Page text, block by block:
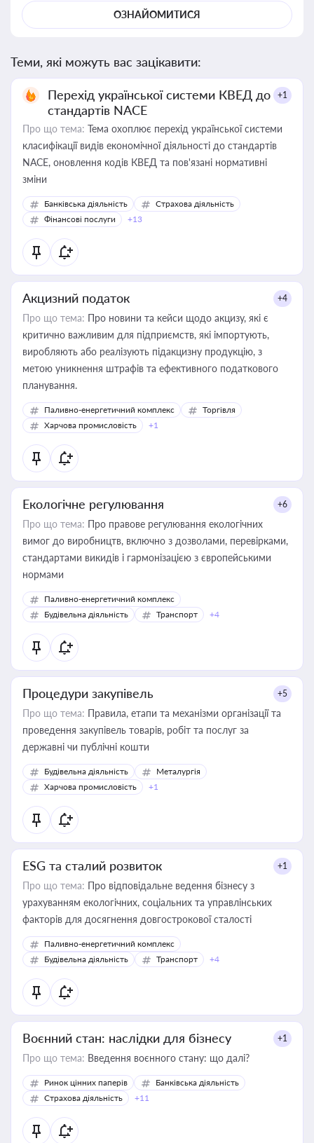
ОЗНАЙОМИТИСЯ
Теми, які можуть вас зацікавити:
Перехід української системи КВЕД до
стандартів NACE
+1
Про що тема: Тема охоплює перехід української системи
класифікації видів економічної діяльності до стандартів
NACE, оновлення кодів КВЕД та пов'язані нормативні
зміни
Банківська діяльність
Страхова діяльність
Фінансові послуги
+13
Акцизний податок +4
Про що тема: Про новини та кейси щодо акцизу, які є
критично важливим для підприємств, які імпортують,
виробляють або реалізують підакцизну продукцію, з
метою уникнення штрафів та ефективного податкового
планування.
Паливно-енергетичний комплекс
Торгівля
Харчова промисловість
+1
Екологічне регулювання +6
Про що тема: Про правове регулювання екологічних
вимог до виробництв, включно з дозволами, перевірками,
стандартами викидів і гармонізацією з європейськими
нормами
Паливно-енергетичний комплекс
Будівельна діяльність
Транспорт +4
Процедури закупівель +5
Про що тема: Правила, етапи та механізми організації та
проведення закупівель товарів, робіт та послуг за
державні чи публічні кошти
Будівельна діяльність
Металургія
Харчова промисловість
+1
ESG та сталий розвиток +1
Про що тема: Про відповідальне ведення бізнесу з
урахуванням екологічних, соціальних та управлінських
факторів для досягнення довгострокової сталості
Паливно-енергетичний комплекс
Будівельна діяльність
Транспорт +4
Воєнний стан: наслідки для бізнесу +1
Про що тема: Введення воєнного стану: що далі?
Ринок цінних паперів
Банківська діяльність
Страхова діяльність
+11